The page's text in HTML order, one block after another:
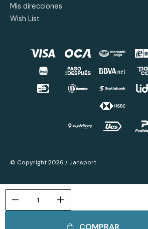
remove add
COMPRAR
Mis direcciones
Wish List
© Copyright 2026 / Jansport